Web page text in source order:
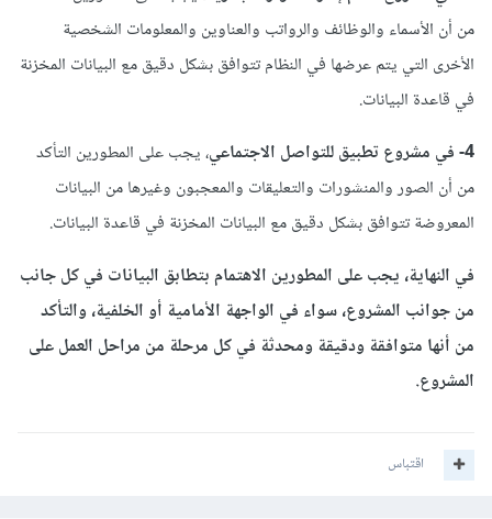
من أن الأسماء والوظائف والرواتب والعناوين والمعلومات الشخصية
الأخرى التي يتم عرضها في النظام تتوافق بشكل دقيق مع البيانات المخزنة
في قاعدة البيانات.
4- في مشروع تطبيق للتواصل الاجتماعي
، يجب على المطورين التأكد
من أن الصور والمنشورات والتعليقات والمعجبون وغيرها من البيانات
المعروضة تتوافق بشكل دقيق مع البيانات المخزنة في قاعدة البيانات.
في النهاية، يجب على المطورين الاهتمام بتطابق البيانات في كل جانب
من جوانب المشروع، سواء في الواجهة الأمامية أو الخلفية، والتأكد
من أنها متوافقة ودقيقة ومحدثة في كل مرحلة من مراحل العمل على
المشروع.
اقتباس